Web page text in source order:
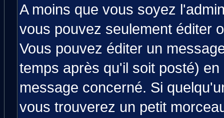
A moins que vous soyez
vous pouvez seulement éditer
Vous pouvez éditer un
temps après qu'il soit posté)
message concerné. Si
vous trouverez un petit